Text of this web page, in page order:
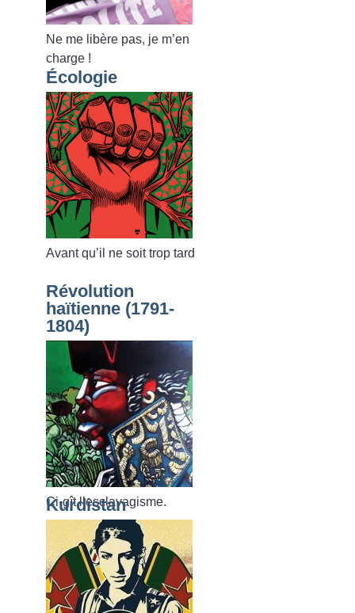
Ne me libère pas, je m’en
charge !
Écologie
Avant qu’il ne soit trop tard
Révolution
haïtienne (1791-
1804)
Ci-gît l’esclavagisme.
Kurdistan